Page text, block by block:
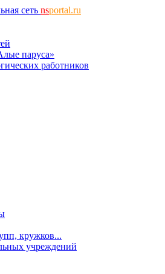
сеть nsportal.ru
паруса»
работников
кружков...
учреждений